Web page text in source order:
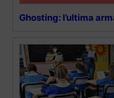
Ghosting: l’ultima